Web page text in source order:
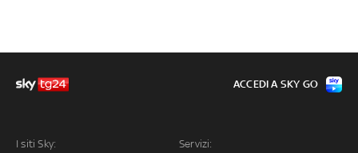
I siti Sky: Servizi:
ACCEDI A SKY GO